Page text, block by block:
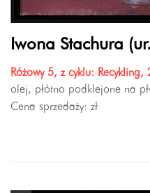
Iwona Stachura
Różowy 5, z cyklu: Recykling,
olej, płótno podklejone na
Cena sprzedaży: zł